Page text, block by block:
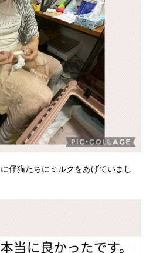
仔猫たちにミルクをあげていまし